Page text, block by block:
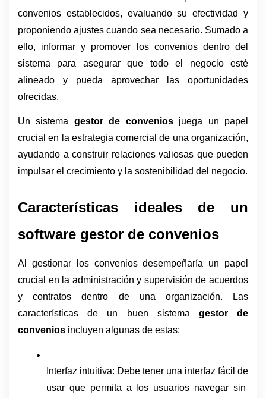
convenios establecidos, evaluando su efectividad y
proponiendo ajustes cuando sea necesario. Sumado a
ello, informar y promover los convenios dentro del
sistema para asegurar que todo el negocio esté
alineado y pueda aprovechar las oportunidades
ofrecidas.
Un sistema gestor de convenios juega un papel
crucial en la estrategia comercial de una organización,
ayudando a construir relaciones valiosas que pueden
impulsar el crecimiento y la sostenibilidad del negocio.
Características ideales de un
software gestor de convenios
Al gestionar los convenios desempeñaría un papel
crucial en la administración y supervisión de acuerdos
y contratos dentro de una organización. Las
características de un buen sistema gestor de
convenios incluyen algunas de estas:
Interfaz intuitiva: Debe tener una interfaz fácil de
usar que permita a los usuarios navegar sin